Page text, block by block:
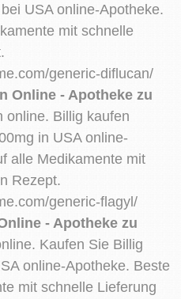
USA online-Apotheke.
mit schnelle
generic-diflucan/
Online - Apotheke zu
online. Billig kaufen
in USA online-
alle Medikamente mit
Rezept.
generic-flagyl/
- Apotheke zu
Kaufen Sie Billig
online-Apotheke. Beste
mit schnelle Lieferung